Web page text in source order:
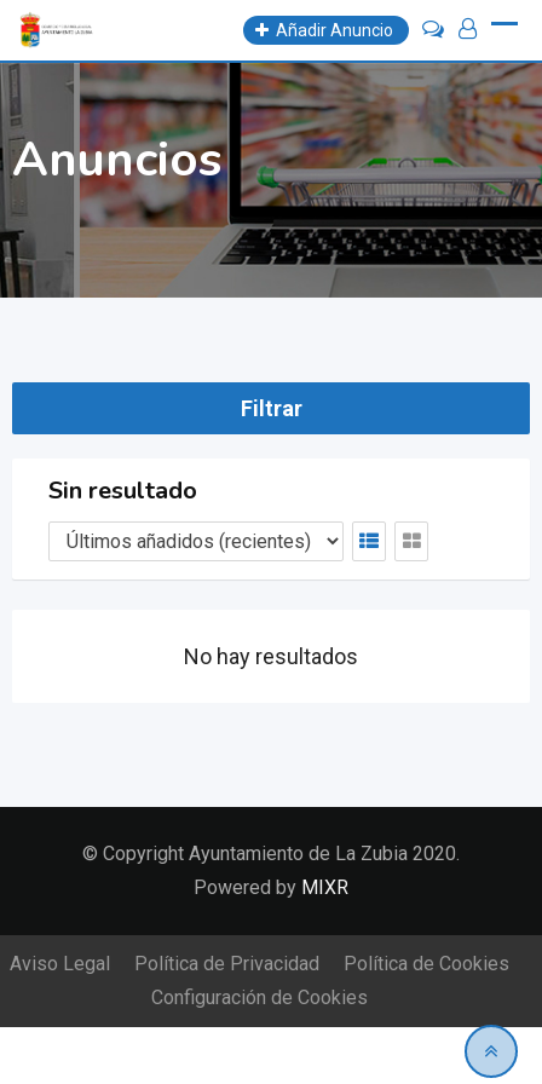
Skip
content
Añadir Anuncio
Anuncios
Filtrar
Sin resultado
No hay resultados
© Copyright Ayuntamiento de La Zubia 2020.
Powered by MIXR
Aviso Legal Política de Privacidad
Política de Cookies
Configuración de Cookies